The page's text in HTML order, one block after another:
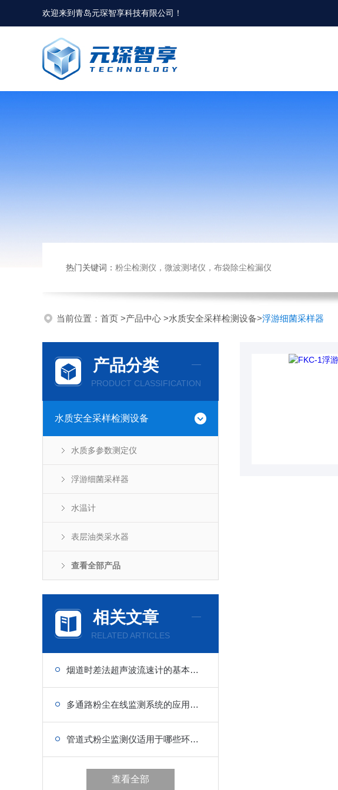
欢迎来到青岛元琛智享科技有限公司 ！
热门关键词： 粉尘检测仪，微波测堵仪，布袋除尘检漏仪
当前位置： 首页 >产品中心 >水质安全采样检测设备>浮游细菌采样器
产品分类
PRODUCT CLASSIFICATION
水质安全采样检测设备
水质多参数测定仪
浮游细菌采样器
水温计
表层油类采水器
查看全部产品
相关文章
RELATED ARTICLES
烟道时差法超声波流速计的基本原理是什么？
多通路粉尘在线监测系统的应用与重要性
管道式粉尘监测仪适用于哪些环境监测
查看全部